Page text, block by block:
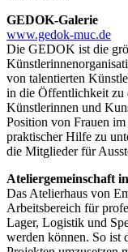
GEDOK-Galerie
www.gedok-muc.de
Die GEDOK ist die
von talentierten
in die Öffentlichkeit zu
Künstlerinnen und
Position von Frauen
praktischer Hilfe zu
die Mitglieder für
Ateliergemeinschaft
Das Atelierhaus von
Arbeitsbereich für
Lager, Logistik und
werden können. So ist